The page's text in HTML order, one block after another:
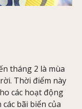
tháng 2 là mùa
Thời điểm này
các hoạt động
bãi biển của